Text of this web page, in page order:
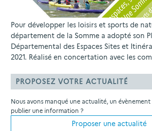
Pour développer les loisirs et sports de
département de la Somme a adopté son
Départemental des Espaces Sites et
2021. Réalisé en concertation avec les
PROPOSEZ VOTRE ACTUALITÉ
Nous avons manqué une actualité, un évènement
publier une information ?
Proposer une actualité